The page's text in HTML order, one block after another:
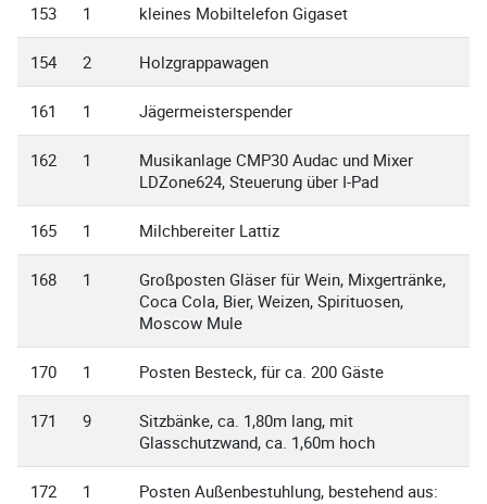
153 1 kleines Mobiltelefon Gigaset
154 2 Holzgrappawagen
161 1 Jägermeisterspender
162 1
Musikanlage CMP30 Audac und Mixer
LDZone624, Steuerung über I-Pad
165 1 Milchbereiter Lattiz
168 1
Großposten Gläser für Wein, Mixgertränke,
Coca Cola, Bier, Weizen, Spirituosen,
Moscow Mule
170 1 Posten Besteck, für ca. 200 Gäste
171 9
Sitzbänke, ca. 1,80m lang, mit
Glasschutzwand, ca. 1,60m hoch
172 1
Posten Außenbestuhlung, bestehend aus: